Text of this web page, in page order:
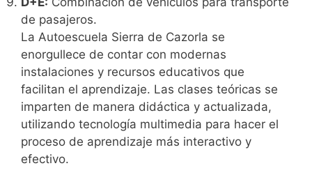
de pasajeros.
La Autoescuela Sierra de Cazorla se
enorgullece de contar con modernas
instalaciones y recursos educativos que
facilitan el aprendizaje. Las clases teóricas se
imparten de manera didáctica y actualizada,
utilizando tecnología multimedia para hacer el
proceso de aprendizaje más interactivo y
efectivo.